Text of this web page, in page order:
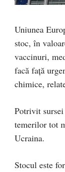
Uniunea
stoc, în
vaccinuri,
facă faţă
chimice,
Potrivit sursei
temerilor tot
Ucraina.
Stocul este